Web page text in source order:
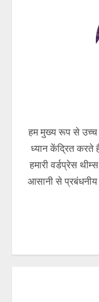
हम मुख्य रूप से उच्च
ध्यान केंद्रित करते
हमारी वर्डप्रेस
आसानी से प्रबंधनीय
3
से